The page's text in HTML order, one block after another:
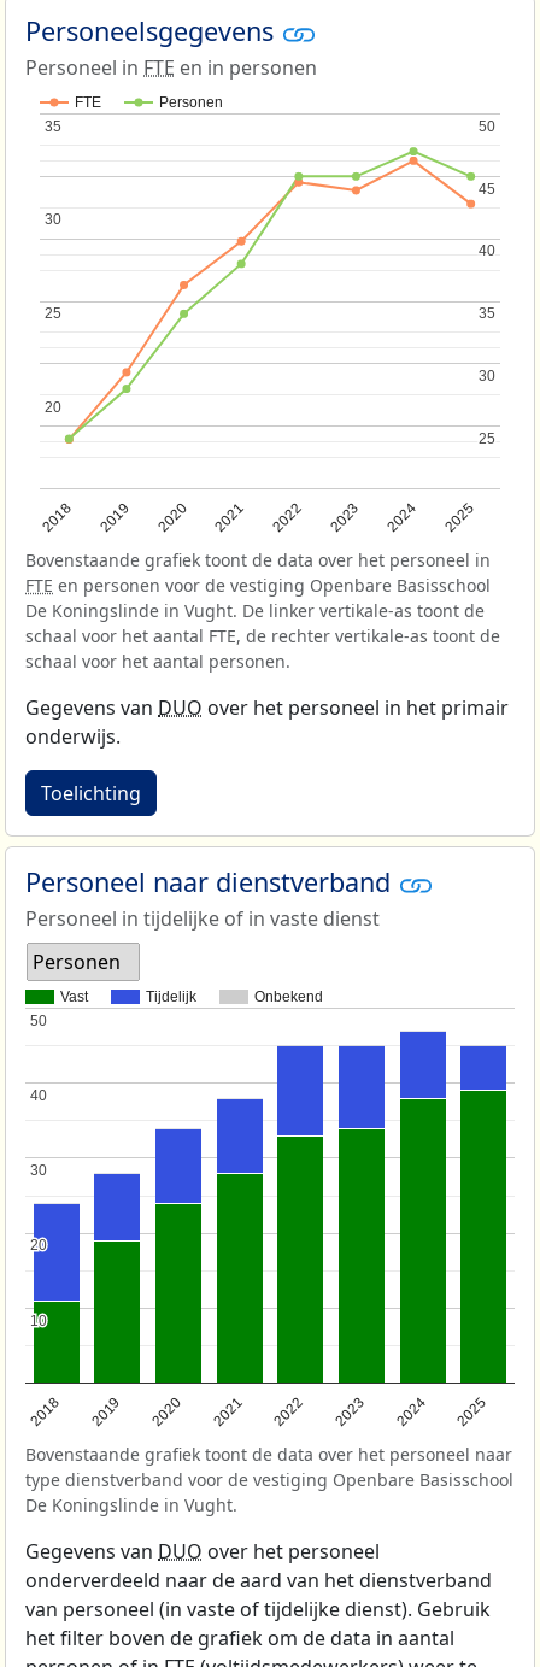
Personeelsgegevens
Personeel in FTE en in personen
FTE Personen
2018 2019 2020 2021 2022 2023 2024 2025
20
20
25
25
30
30
35
35
25
25
30
30
35
35
40
40
45
45
50
50
Bovenstaande grafiek toont de data over het personeel in
FTE en personen voor de vestiging Openbare Basisschool
De Koningslinde in Vught. De linker vertikale-as toont de
schaal voor het aantal FTE, de rechter vertikale-as toont de
schaal voor het aantal personen.
Gegevens van DUO over het personeel in het primair
onderwijs.
Toelichting
Personeel naar dienstverband
Personeel in tijdelijke of in vaste dienst
Personen
Vast Tijdelijk Onbekend
2018 2019 2020 2021 2022 2023 2024 2025
10
10
20
20
30
30
40
40
50
50
Bovenstaande grafiek toont de data over het personeel naar
type dienstverband voor de vestiging Openbare Basisschool
De Koningslinde in Vught.
Gegevens van DUO over het personeel
onderverdeeld naar de aard van het dienstverband
van personeel (in vaste of tijdelijke dienst). Gebruik
het filter boven de grafiek om de data in aantal